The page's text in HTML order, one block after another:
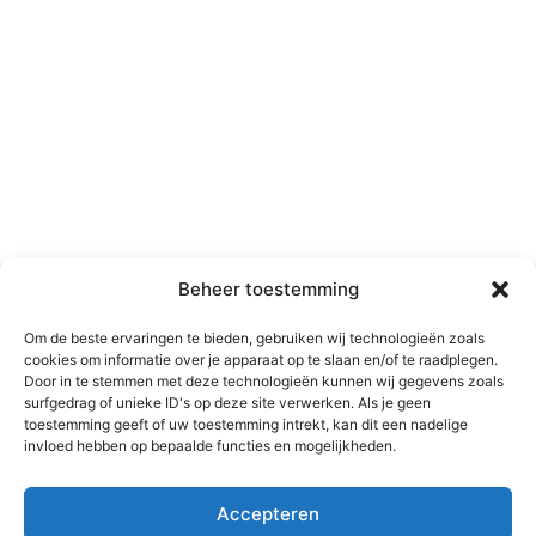
Beheer toestemming
Om de beste ervaringen te bieden, gebruiken wij technologieën zoals
cookies om informatie over je apparaat op te slaan en/of te raadplegen.
Door in te stemmen met deze technologieën kunnen wij gegevens zoals
surfgedrag of unieke ID's op deze site verwerken. Als je geen
toestemming geeft of uw toestemming intrekt, kan dit een nadelige
invloed hebben op bepaalde functies en mogelijkheden.
Accepteren
Bekijk alle kattennamen met de letter P
Terug naar alle kattennamen